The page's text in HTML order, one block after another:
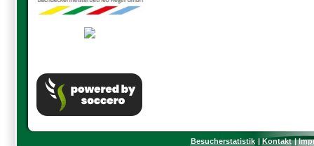
Besucherstatistik Kontakt